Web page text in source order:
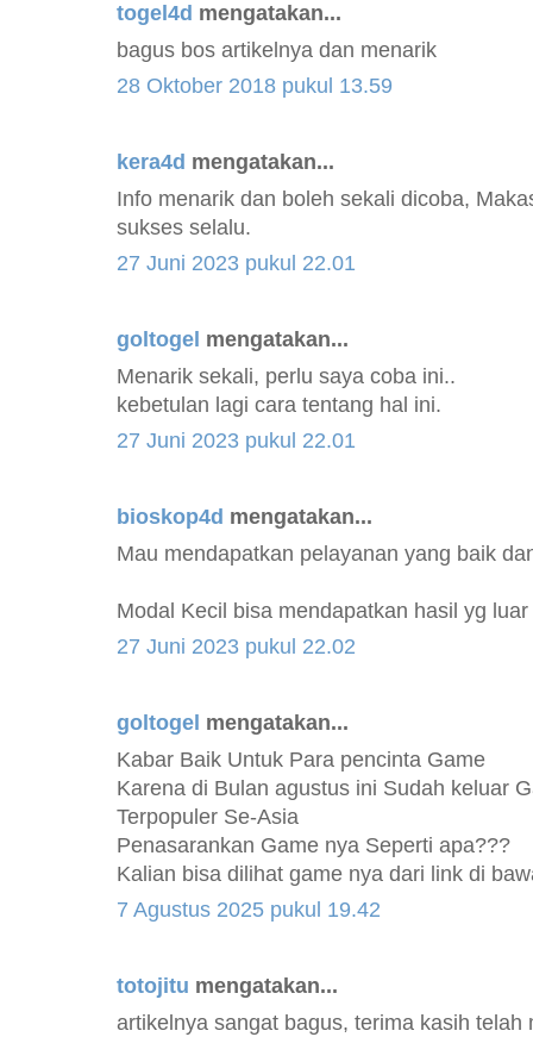
togel4d mengatakan...
bagus bos artikelnya dan menarik
28 Oktober 2018 pukul 13.59
kera4d mengatakan...
Info menarik dan boleh sekali dicoba,
sukses selalu.
27 Juni 2023 pukul 22.01
goltogel mengatakan...
Menarik sekali, perlu saya coba ini..
kebetulan lagi cara tentang hal ini.
27 Juni 2023 pukul 22.01
bioskop4d mengatakan...
Mau mendapatkan pelayanan yang baik
Modal Kecil bisa mendapatkan hasil yg
27 Juni 2023 pukul 22.02
goltogel mengatakan...
Kabar Baik Untuk Para pencinta Game
Karena di Bulan agustus ini Sudah keluar
Terpopuler Se-Asia
Penasarankan Game nya Seperti apa???
Kalian bisa dilihat game nya dari link di
7 Agustus 2025 pukul 19.42
totojitu mengatakan...
artikelnya sangat bagus, terima kasih telah